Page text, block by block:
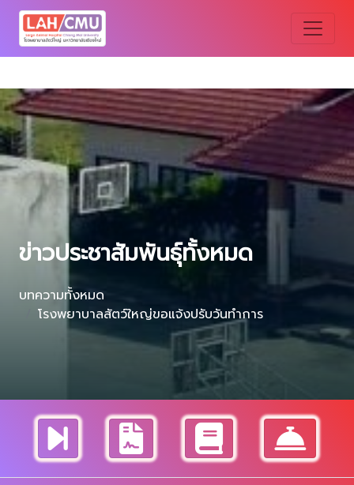
ข่าวประชาสัมพันธุ์ทั้งหมด
บทความทั้งหมด
โรงพยาบาลสัตว์ใหญ่ขอแจ้งปรับวันทำการ